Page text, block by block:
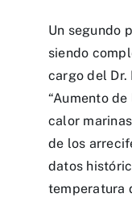
Un segundo
siendo
cargo del
“Aumento
calor
de los
datos
temperatura